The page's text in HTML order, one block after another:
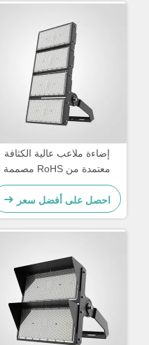
إضاءة ملاعب عالية الكثافة
معتمدة من RoHS مصممة
لتحمل الرطوبة التشغيلية
10%-90% رطوبة نسبية لتوفير
الإضاءة للملاعب
احصل على أفضل سعر